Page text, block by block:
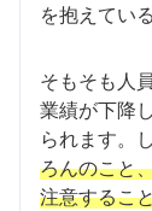
を抱えてい
そもそも人
業績が下降
られます。
ろんのこと
注意するこ